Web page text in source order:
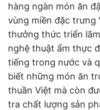
Tổng biên tập: Nguyễn
Phó tổng biên tập thường
Phó tổng biên tập: Lâm
Phó tổng biên tập: Trần
Tổng thư ký tòa soạn: Đức
Giấy phép xuất bản số 110/
© 2003-2026 Bản quyền
chép dưới mọi hình thức
bản. Phát triển bởi ePi
hàng ngàn món ăn
vùng miền đặc trưng
thưởng thức triển
nghệ thuật ẩm thực
tiếng trong nước và
biết những món ăn
thuần Việt mà còn
tra chất lượng sản